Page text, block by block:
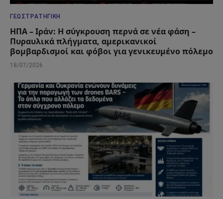
ΓΕΩΣΤΡΑΤΗΓΙΚΉ
ΗΠΑ – Ιράν: Η σύγκρουση περνά σε νέα φάση –
Πυραυλικά πλήγματα, αμερικανικοί
βομβαρδισμοί και φόβοι για γενικευμένο πόλεμο
18/07/2026